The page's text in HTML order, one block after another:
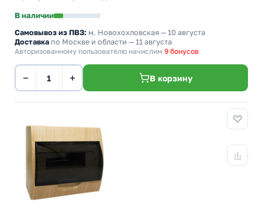
В наличии
Самовывоз из ПВЗ: м. Новохохловская — 10 августа
Доставка по Москве и области — 11 августа
Авторизованному пользователю начислим 9 бонусов
− + В корзину